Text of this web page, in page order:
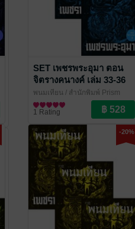
SET เพชรพระอุมา ตอน
จิตรางคนางค์ เล่ม 33-36
พนมเทียน / สำนักพิมพ์ Prism
นิยายผจญภัย/บู๊แอกชัน
1 Rating
-20%